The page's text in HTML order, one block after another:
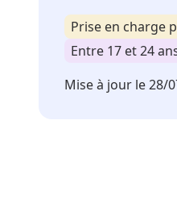
Prise en charge
Entre 17 et 24
Mise à jour le28/